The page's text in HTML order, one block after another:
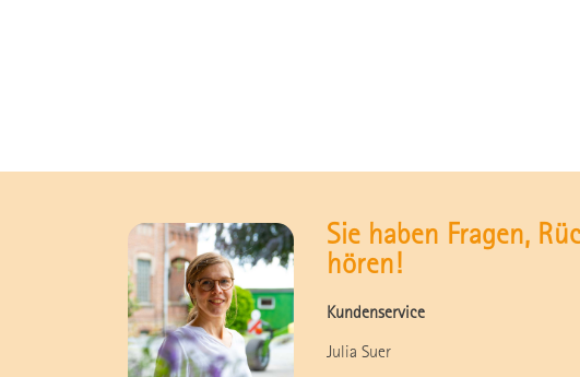
Sie haben Fragen,
hören!
Kundenservice
Julia Suer